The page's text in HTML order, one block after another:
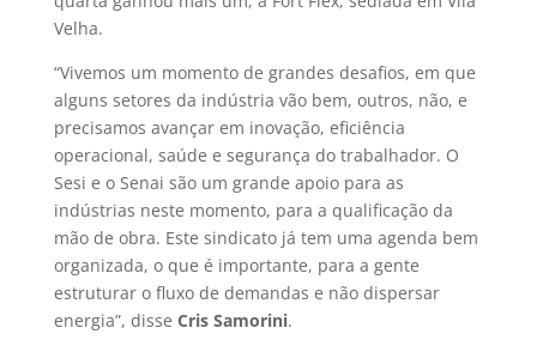
Velha.
“Vivemos um momento de grandes desafios, em que
alguns setores da indústria vão bem, outros, não, e
precisamos avançar em inovação, eficiência
operacional, saúde e segurança do trabalhador. O
Sesi e o Senai são um grande apoio para as
indústrias neste momento, para a qualificação da
mão de obra. Este sindicato já tem uma agenda bem
organizada, o que é importante, para a gente
estruturar o fluxo de demandas e não dispersar
energia”, disse Cris Samorini.